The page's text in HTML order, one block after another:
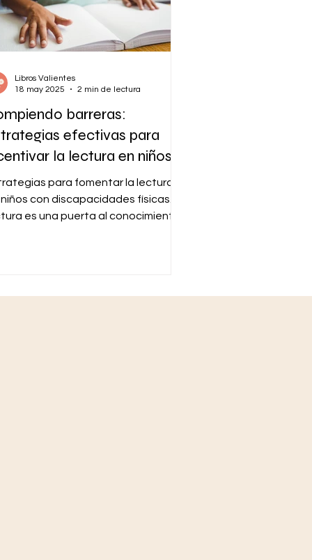
barreras:
efectivas para
la lectura en niños
discapacidades físicas
para fomentar la lectura
con discapacidades físicas. La
es una puerta al conocimiento
Libros Valientes
18 may 2025
2 min de lectura